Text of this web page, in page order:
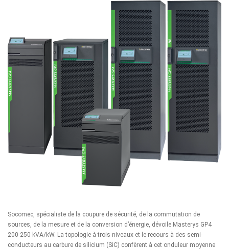
Socomec, spécialiste de la coupure de sécurité, de la commutation de
sources, de la mesure et de la conversion d’énergie, dévoile Masterys GP4
200-250 kVA/kW. La topologie à trois niveaux et le recours à des semi-
conducteurs au carbure de silicium (SiC) confèrent à cet onduleur moyenne